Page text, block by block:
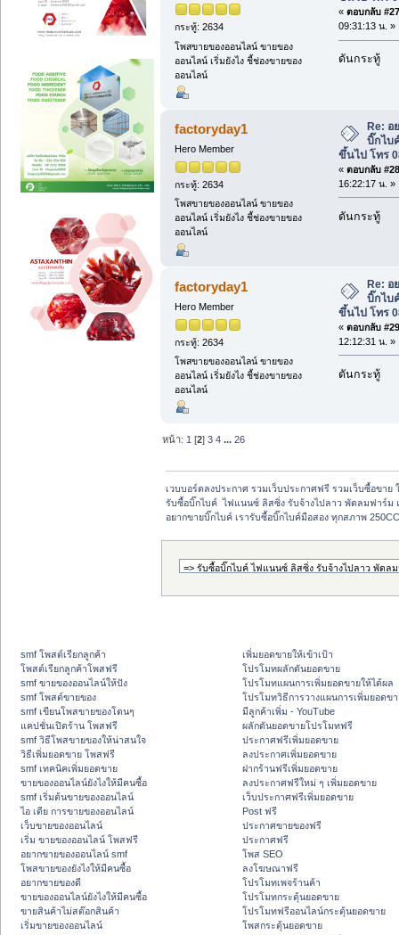
กระทู้: 2634
โพสขายของออนไลน์ ขายของ
ออนไลน์ เริ่มยังไง ชี้ช่องขายของ
ออนไลน์
« ตอบกลับ
09:31:13 น. »
ดันกระทู้
factoryday1
Hero Member
กระทู้: 2634
โพสขายของออนไลน์ ขายของ
ออนไลน์ เริ่มยังไง ชี้ช่องขายของ
ออนไลน์
Re: อ
บิ๊กไบ
ขึ้นไป โทร
« ตอบกลับ
16:22:17 น. »
ดันกระทู้
factoryday1
Hero Member
กระทู้: 2634
โพสขายของออนไลน์ ขายของ
ออนไลน์ เริ่มยังไง ชี้ช่องขายของ
ออนไลน์
Re: อ
บิ๊กไบ
ขึ้นไป โทร
« ตอบกลับ
12:12:31 น. »
ดันกระทู้
หน้า: 1 [2]3 4 ...26
เวบบอร์ดลงประกาศ รวมเว็บประกาศฟรี รวมเว็บซื้อขาย
รับซื้อบิ๊กไบค์  ไฟแนนซ์ ลิสซิ่ง รับจ้างไปลาว พัดลมฟาร์
อยากขายบิ๊กไบค์ เรารับซื้อบิ๊กไบค์มือสอง ทุกสภาพ
smf โพสต์เรียกลูกค้า
โพสต์เรียกลูกค้าโพสฟรี
smf ขายของออนไลน์ให้ปัง
smf โพสต์ขายของ
smf เขียนโพสขายของโดนๆ
แคปชั่นเปิดร้าน โพสฟรี
smf วิธีโพสขายของให้น่าสนใจ
วิธีเพิ่มยอดขาย โพสฟรี
smf เทคนิคเพิ่มยอดขาย
ขายของออนไลน์ยังไงให้มีคนซื้อ
smf เริ่มต้นขายของออนไลน์
ไอ เดีย การขายของออนไลน์
เว็บขายของออนไลน์
เริ่ม ขายของออนไลน์ โพสฟรี
อยากขายของออนไลน์ smf
โพสขายของยังไงให้มีคนซื้อ
อยากขายของดี
ขายของออนไลน์ยังไงให้มีคนซื้อ
ขายสินค้าไม่สต๊อกสินค้า
เริ่มขายของออนไลน์
เพิ่มยอดขายให้เข้าเป้า
โปรโมทผลักดันยอดขาย
โปรโมทแผนการเพิ่มยอดขายให้ได้ผล
โปรโมทวิธีการวางแผนการเพิ่มยอดข
มีลูกค้าเพิ่ม - YouTube
ผลักดันยอดขายโปรโมทฟรี
ประกาศฟรีเพิ่มยอดขาย
ลงประกาศเพิ่มยอดขาย
ฝากร้านฟรีเพิ่มยอดขาย
ลงประกาศฟรีใหม่ ๆ เพิ่มยอดขาย
เว็บประกาศฟรีเพิ่มยอดขาย
Post ฟรี
ประกาศขายของฟรี
ประกาศฟรี
โพส SEO
ลงโฆษณาฟรี
โปรโมทเพจร้านค้า
โปรโมทกระตุ้นยอดขาย
โปรโมทฟรีออนไลน์กระตุ้นยอดขาย
โพสกระตุ้นยอดขาย